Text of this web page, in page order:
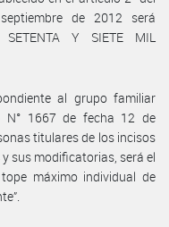
de 2012 será
Y SIETE MIL
al grupo familiar
N° 1667 de fecha 12 de
titulares de los incisos
y sus modificatorias, será el
máximo individual de